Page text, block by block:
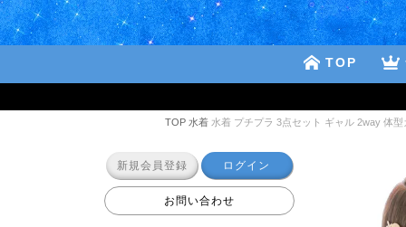
TOP
TOP 水着 水着 プチプラ 3点セット ギャル 2way 体
新規会員登録 ログイン
お問い合わせ